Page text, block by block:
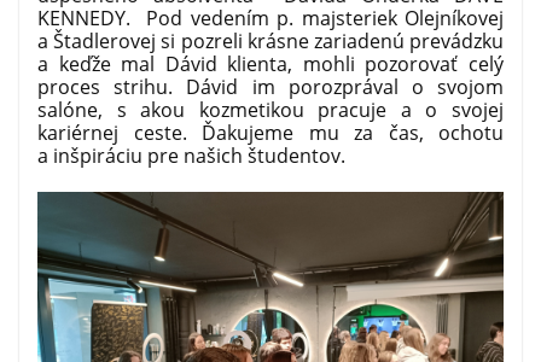
KENNEDY. Pod vedením p. majsteriek Olejníkovej
a Štadlerovej si pozreli krásne zariadenú prevádzku
a keďže mal Dávid klienta, mohli pozorovať celý
proces strihu. Dávid im porozprával o svojom
salóne, s akou kozmetikou pracuje a o svojej
kariérnej ceste. Ďakujeme mu za čas, ochotu
a inšpiráciu pre našich študentov.